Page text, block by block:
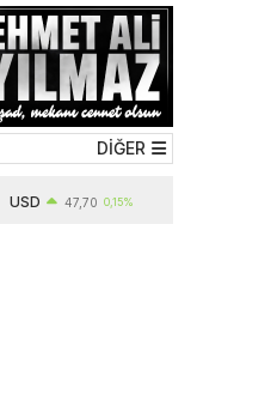
DİĞER
47,70 0,15%